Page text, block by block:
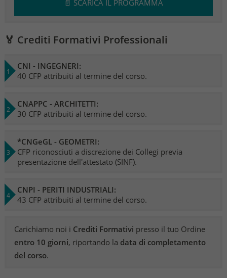
📄 SCARICA IL PROGRAMMA
🏅 Crediti Formativi Professionali
CNI - INGEGNERI:
40 CFP attribuiti al termine del corso.
CNAPPC - ARCHITETTI:
30 CFP attribuiti al termine del corso.
*CNGeGL - GEOMETRI:
CFP riconosciuti a discrezione dei Collegi previa
presentazione dell'attestato (SINF).
CNPI - PERITI INDUSTRIALI:
43 CFP attribuiti al termine del corso.
Carichiamo noi i Crediti Formativi presso il tuo Ordine
entro 10 giorni, riportando la data di completamento
del corso.